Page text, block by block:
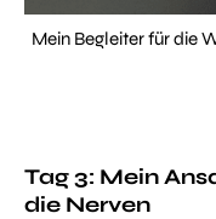
Mein Begleiter für die
Tag 3: Mein
die Nerven